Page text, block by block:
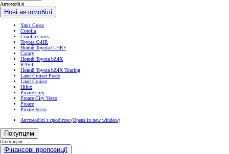
Автомобілі
Нові автомобілі
Yaris Cross
Corolla
Corolla Cross
Toyota C-HR
Новий Toyota C-HR+
Camry
Новий Toyota bZ4X
RAV4
Новий Toyota bZ4X Touring
Land Cruiser Prado
Land Cruiser
Hilux
Proace City
Proace City Verso
Proace
Proace Verso
Автомобілі з пробігом (Opens in new window)
Покупцям
Покупцям
Фінансові пропозиції